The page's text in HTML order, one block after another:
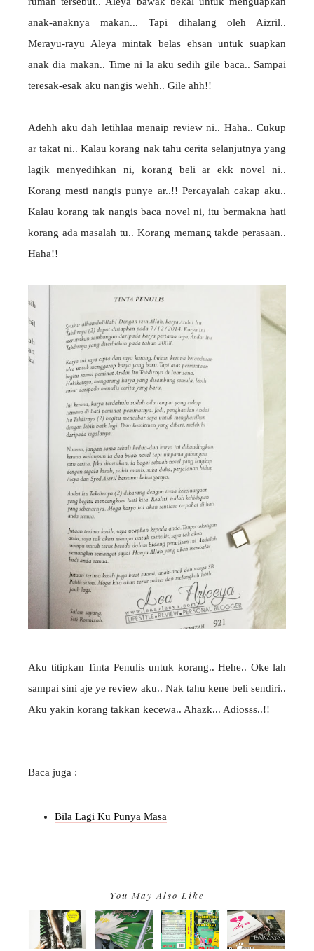
anak-anaknya makan... Tapi dihalang oleh Aizril..
Merayu-rayu Aleya mintak belas ehsan untuk suapkan
anak dia makan.. Time ni la aku sedih gile baca.. Sampai
teresak-esak aku nangis wehh.. Gile ahh!!
Adehh aku dah letihlaa menaip review ni.. Haha.. Cukup
ar takat ni.. Kalau korang nak tahu cerita selanjutnya yang
lagik menyedihkan ni, korang beli ar ekk novel ni..
Korang mesti nangis punye ar..!! Percayalah cakap aku..
Kalau korang tak nangis baca novel ni, itu bermakna hati
korang ada masalah tu.. Korang memang takde perasaan..
Haha!!
Aku titipkan Tinta Penulis untuk korang.. Hehe.. Oke lah
sampai sini aje ye review aku.. Nak tahu kene beli sendiri..
Aku yakin korang takkan kecewa.. Ahazk... Adiosss..!!
Baca juga :
Bila Lagi Ku Punya Masa
You May Also Like